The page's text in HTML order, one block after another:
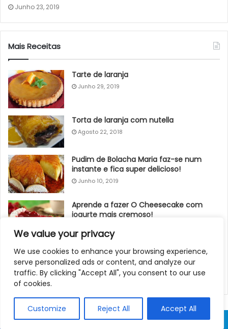
We value your privacy
We use cookies to enhance your browsing experience,
serve personalized ads or content, and analyze our
traffic. By clicking "Accept All", you consent to our use
of cookies.
Customize Reject All Accept All
Junho 23, 2019
Mais Receitas
Tarte de laranja
Junho 29, 2019
Torta de laranja com nutella
Agosto 22, 2018
Pudim de Bolacha Maria faz-se num
instante e fica super delicioso!
Junho 10, 2019
Aprende a fazer O Cheesecake com
iogurte mais cremoso!
Bolo do convento
Junho 15, 2019